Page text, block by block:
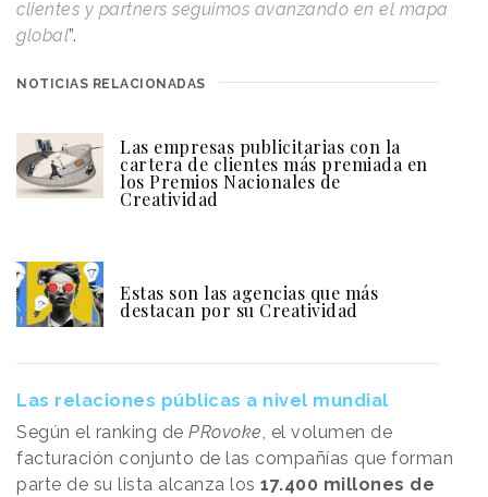
clientes y partners seguimos avanzando en el mapa
global”.
NOTICIAS RELACIONADAS
Las empresas publicitarias con la
cartera de clientes más premiada en
los Premios Nacionales de
Creatividad
Estas son las agencias que más
destacan por su Creatividad
Las relaciones públicas a nivel mundial
Según el ranking de PRovoke, el volumen de
facturación conjunto de las compañías que forman
parte de su lista alcanza los 17.400 millones de